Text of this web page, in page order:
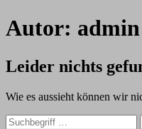
Autor: admin
Leider nichts
Wie es aussieht können wir
Suche